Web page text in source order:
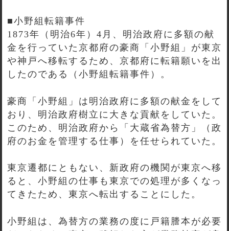
■小野組転籍事件
1873年（明治6年）4月、明治政府に多額の献
金を行っていた京都府の豪商「小野組」が東京
や神戸へ移転するため、京都府に転籍願いを出
したのである（小野組転籍事件）。
豪商「小野組」は明治政府に多額の献金をして
おり、明治政府樹立に大きな貢献をしていた。
このため、明治政府から「大蔵省為替方」（政
府のお金を管理する仕事）を任せられていた。
東京遷都にともない、新政府の機関が東京へ移
ると、小野組の仕事も東京での処理が多くなっ
てきたため、東京へ転出することにした。
小野組は、為替方の業務の度に戸籍謄本が必要